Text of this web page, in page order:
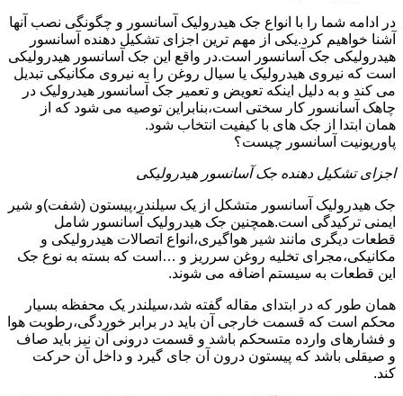
در ادامه شما را با انواع جک هیدرولیک آسانسور و چگونگی نصب آنها
آشنا خواهیم کرد.یکی از مهم ترین اجزای تشکیل دهنده آسانسور
هیدرولیکی جک آسانسور است.در واقع این جک آسانسور هیدرولیکی
است که نیروی هیدرولیک یا سیال روغن را به نیروی مکانیکی تبدیل
می کند و به دلیل اینکه تعویض و تعمیر جک آسانسور هیدرولیک در
چاهک آسانسور کار سختی است،بنابراین توصیه می شود که از
همان ابتدا از جک های با کیفیت انتخاب شود.
پاوریونیت آسانسور چیست؟
اجزای تشکیل دهنده جک آسانسور هیدرولیکی
جک هیدرولیک آسانسور متشکل از یک سیلندر،پیستون (شفت)و شیر
ایمنی ترکیدگی است.همچنین جک هیدرولیک آسانسور شامل
قطعات دیگری مانند شیر هواگیری،انواع اتصالات هیدرولیکی و
مکانیکی،مجرای تخلیه روغن سرریز و …است که بسته به نوع جک
این قطعات به سیستم اضافه می شوند.
همان طور که در ابتدای مقاله گفته شد،سیلندر یک محفظه بسیار
محکم است که قسمت خارجی آن باید در برابر خوردگی،رطوبت هوا
و فشارهای وارده متسحکم باشد و قسمت درونی آن نیز باید صاف
و صیقلی باشد که پیستون درون آن جای گیرد و داخل آن حرکت
کند.